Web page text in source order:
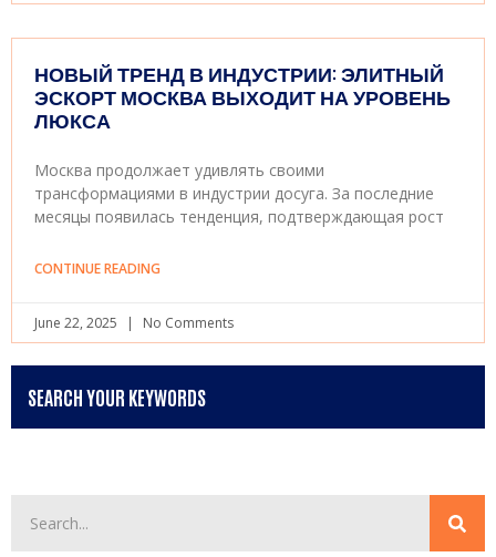
НОВЫЙ ТРЕНД В ИНДУСТРИИ: ЭЛИТНЫЙ
ЭСКОРТ МОСКВА ВЫХОДИТ НА УРОВЕНЬ
ЛЮКСА
Москва продолжает удивлять своими
трансформациями в индустрии досуга. За последние
месяцы появилась тенденция, подтверждающая рост
CONTINUE READING
June 22, 2025 No Comments
SEARCH YOUR KEYWORDS